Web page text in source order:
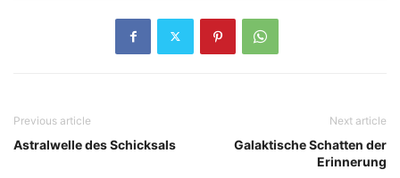
Previous article
Astralwelle des Schicksals
Next article
Galaktische Schatten der
Erinnerung